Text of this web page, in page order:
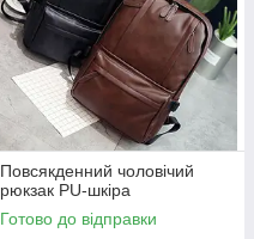
Повсякденний чоловічий
рюкзак PU-шкіра
Готово до відправки